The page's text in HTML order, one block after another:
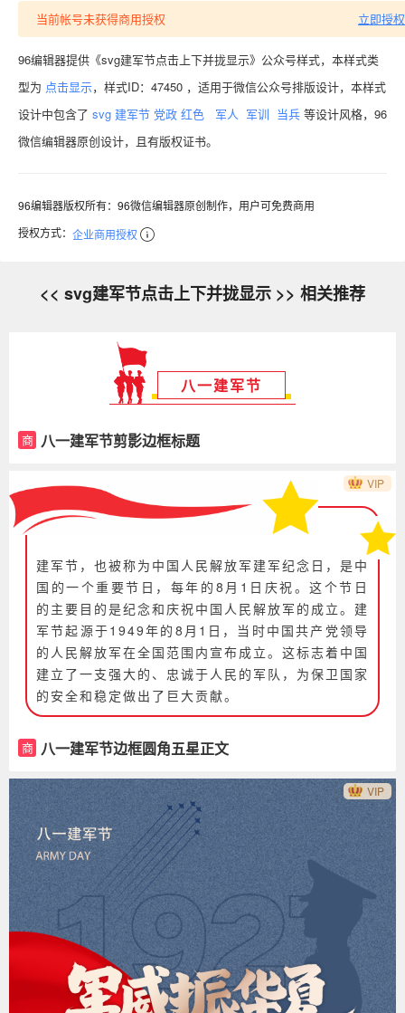
当前帐号未获得商用授权 立即授权
96编辑器提供《svg建军节点击上下并拢显示》公众号样式，本样式类
型为 点击显示，样式ID：47450 ，适用于微信公众号排版设计，本样式
设计中包含了 svg 建军节 党政 红色 军人 军训 当兵 等设计风格，96
微信编辑器原创设计，且有版权证书。
96编辑器版权所有：96微信编辑器原创制作，用户可免费商用
授权方式： 企业商用授权
<< svg建军节点击上下并拢显示 >> 相关推荐
八一建军节
商 八一建军节剪影边框标题
建军节，也被称为中国人民解放军建军纪念日，是中
国的一个重要节日，每年的8月1日庆祝。这个节日
的主要目的是纪念和庆祝中国人民解放军的成立。建
军节起源于1949年的8月1日，当时中国共产党领导
的人民解放军在全国范围内宣布成立。这标志着中国
建立了一支强大的、忠诚于人民的军队，为保卫国家
的安全和稳定做出了巨大贡献。
商 八一建军节边框圆角五星正文
VIP
VIP